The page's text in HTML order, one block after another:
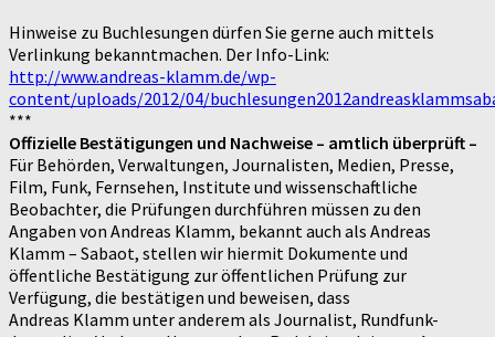
Hinweise zu Buchlesungen dürfen Sie gerne auch mittels
Verlinkung bekanntmachen. Der Info-Link:
http://www.andreas-klamm.de/wp-
content/uploads/2012/04/
***
Offizielle Bestätigungen und Nachweise – amtlich überprüft –
Für Behörden, Verwaltungen, Journalisten, Medien, Presse,
Film, Funk, Fernsehen, Institute und wissenschaftliche
Beobachter, die Prüfungen durchführen müssen zu den
Angaben von Andreas Klamm, bekannt auch als Andreas
Klamm – Sabaot, stellen wir hiermit Dokumente und
öffentliche Bestätigung zur öffentlichen Prüfung zur
Verfügung, die bestätigen und beweisen, dass
Andreas Klamm unter anderem als Journalist, Rundfunk-